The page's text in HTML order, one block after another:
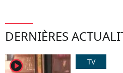
DERNIÈRES
player2
TV